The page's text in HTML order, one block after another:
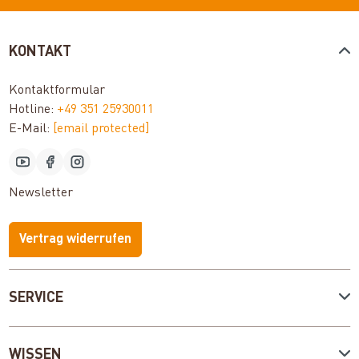
SERVICE
WISSEN
KONTAKT
Kontaktformular
Hotline: +49 351 25930011
E-Mail: [email protected]
Newsletter
Vertrag widerrufen